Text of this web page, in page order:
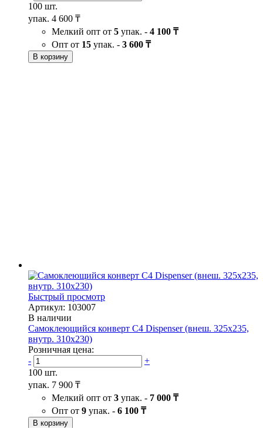
100 шт.
упак. 4 600 ₸
Мелкий опт от 5 упак. - 4 100 ₸
Опт от 15 упак. - 3 600 ₸
В корзину
Быстрый просмотр
Артикул: 103007
В наличии
Самоклеющийся конверт С4 Dispenser (внеш. 325х235,
внутр. 310х230)
Розничная цена:
-
+
100 шт.
упак. 7 900 ₸
Мелкий опт от 3 упак. - 7 000 ₸
Опт от 9 упак. - 6 100 ₸
В корзину